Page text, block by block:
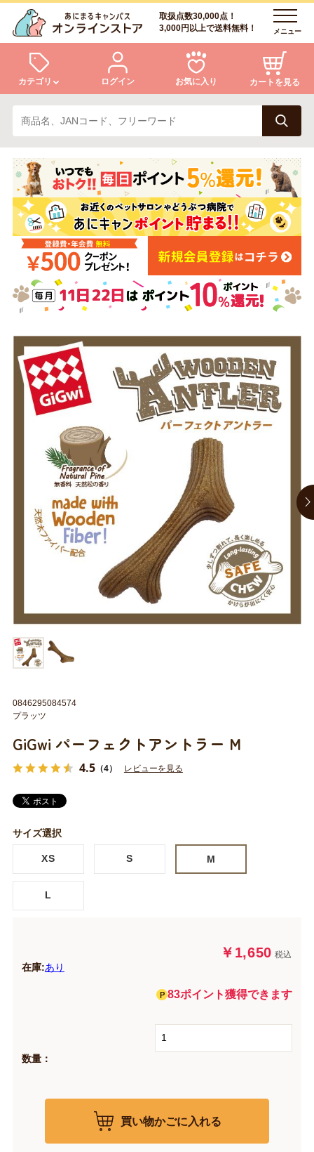
取扱点数30,000点！
3,000円以上で送料無料！
メニュー
カテゴリ
犬 猫
小動物・鳥 アクア・爬虫類・昆虫
ドッグフード キャットフード
美容・ケア用品 服・おさんぽ用品
日用品（デイリー） リビング雑貨
トリマーグッズ シニアサポート
ログイン お気に入り カートを見る
ログイン
会員登録
あにまるキャンパスについて
アフターサービス
商品リクエスト
お問い合わせ
GiGwi パーフェクトアントラー M
4.5（4） レビューを見る
￥1,650 税込
在庫:あり
83ポイント獲得できます
数量：
買い物かごに入れる
0846295084574
プラッツ
サイズ選択
XS S M
L